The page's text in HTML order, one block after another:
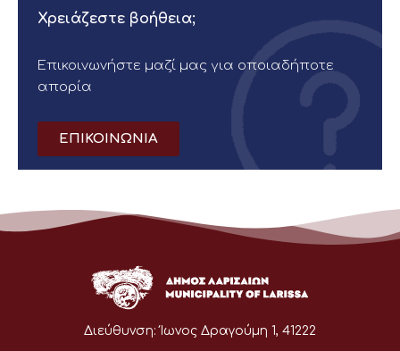
Χρειάζεστε βοήθεια;
Επικοινωνήστε μαζί μας για οποιαδήποτε
απορία
ΕΠΙΚΟΙΝΩΝΙΑ
Διεύθυνση: Ίωνος Δραγούμη 1, 41222